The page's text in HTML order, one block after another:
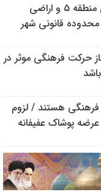
بررسی ظرفیت کوره‌پزخانه‌های منطقه ۵ و اراضی
قانونی شهر
حرکت فرهنگی موثر در
هستند / لزوم
پوشاک عفیفانه